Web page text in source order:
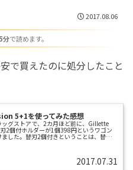
2017.08.06
分で読めます。
で買えたのに処分したこと
5+1を使ってみた感想
ッグストアで、2カ月ほど前に、Gillette
2個付ホルダーが1個398円というワゴン
した。替刃2個付きということは、替刃
同じ位の価格で買えたということになり
2017.07.31